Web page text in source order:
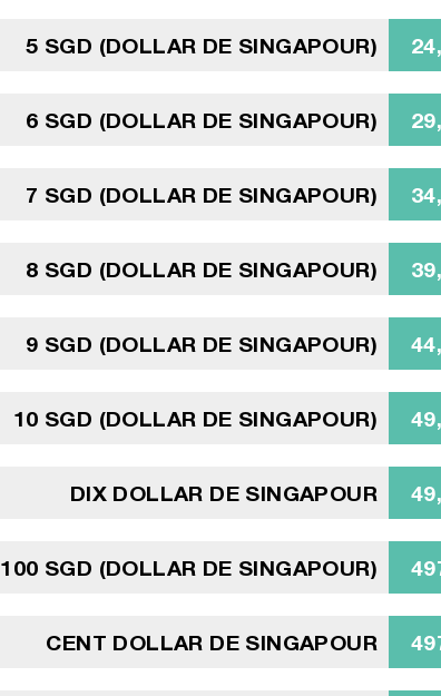
5 SGD (DOLLAR DE SINGAPOUR)
6 SGD (DOLLAR DE SINGAPOUR)
7 SGD (DOLLAR DE SINGAPOUR)
8 SGD (DOLLAR DE SINGAPOUR)
9 SGD (DOLLAR DE SINGAPOUR)
10 SGD (DOLLAR DE SINGAPOUR)
DIX DOLLAR DE SINGAPOUR
100 SGD (DOLLAR DE SINGAPOUR)
CENT DOLLAR DE SINGAPOUR